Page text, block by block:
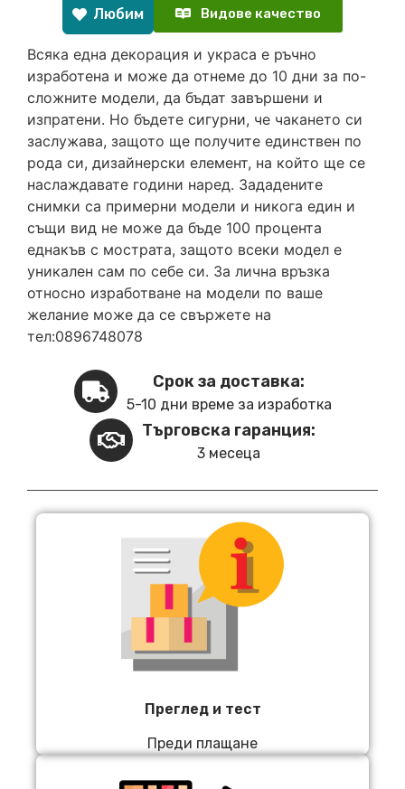
Любим Видове качество
Всяка една декорация и украса е ръчно
изработена и може да отнеме до 10 дни за по-
сложните модели, да бъдат завършени и
изпратени. Но бъдете сигурни, че чакането си
заслужава, защото ще получите единствен по
рода си, дизайнерски елемент, на който ще се
наслаждавате години наред. Зададените
снимки са примерни модели и никога един и
същи вид не може да бъде 100 процента
еднакъв с мострата, защото всеки модел е
уникален сам по себе си. За лична връзка
относно изработване на модели по ваше
желание може да се свържете на
тел:0896748078
Срок за доставка:
5-10 дни време за изработка
Търговска гаранция:
3 месеца
Преглед и тест
Преди плащане